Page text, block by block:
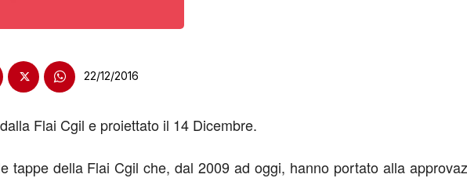
22/12/2016
Flai Cgil e proiettato il 14 Dicembre.
tappe della Flai Cgil che, dal 2009 ad oggi, hanno portato alla